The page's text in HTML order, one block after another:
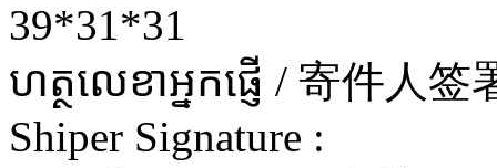
39*31*31
ហត្ថលេខាអ្នកផ្ញើ / 寄件人
Shiper Signature :